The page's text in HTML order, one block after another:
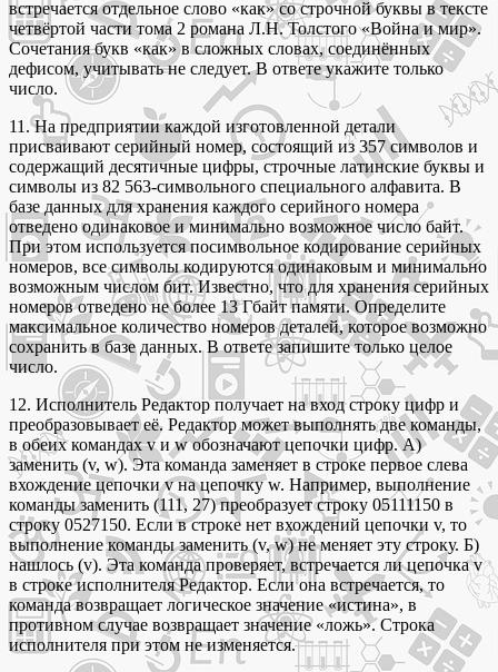
встречается отдельное слово «как» со строчной буквы в тексте
четвёртой части тома 2 романа Л.Н. Толстого «Война и мир».
Сочетания букв «как» в сложных словах, соединённых
дефисом, учитывать не следует. В ответе укажите только
число.
11. На предприятии каждой изготовленной детали
присваивают серийный номер, состоящий из 357 символов и
содержащий десятичные цифры, строчные латинские буквы и
символы из 82 563-символьного специального алфавита. В
базе данных для хранения каждого серийного номера
отведено одинаковое и минимально возможное число байт.
При этом используется посимвольное кодирование серийных
номеров, все символы кодируются одинаковым и минимально
возможным числом бит. Известно, что для хранения серийных
номеров отведено не более 13 Гбайт памяти. Определите
максимальное количество номеров деталей, которое возможно
сохранить в базе данных. В ответе запишите только целое
число.
12. Исполнитель Редактор получает на вход строку цифр и
преобразовывает её. Редактор может выполнять две команды,
в обеих командах v и w обозначают цепочки цифр. А)
заменить (v, w). Эта команда заменяет в строке первое слева
вхождение цепочки v на цепочку w. Например, выполнение
команды заменить (111, 27) преобразует строку 05111150 в
строку 0527150. Если в строке нет вхождений цепочки v, то
выполнение команды заменить (v, w) не меняет эту строку. Б)
нашлось (v). Эта команда проверяет, встречается ли цепочка v
в строке исполнителя Редактор. Если она встречается, то
команда возвращает логическое значение «истина», в
противном случае возвращает значение «ложь». Строка
исполнителя при этом не изменяется.